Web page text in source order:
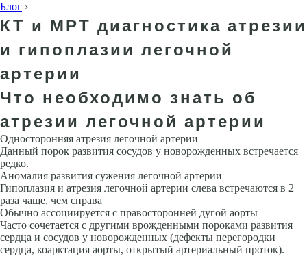
Блог ›
КТ и МРТ диагностика атрезии
и гипоплазии легочной
артерии
Что необходимо знать об
атрезии легочной артерии
Односторонняя атрезия легочной артерии
Данный порок развития сосудов у новорожденных встречается
редко.
Аномалия развития сужения легочной артерии
Гипоплазия и атрезия легочной артерии слева встречаются в 2
раза чаще, чем справа
Обычно ассоциируется с право­сторонней дугой аорты
Часто сочетается с другими врожденными поро­ками развития
сердца и сосудов у новорожденных (дефекты перегородки
сердца, коарктация аорты, открытый артериальный проток).